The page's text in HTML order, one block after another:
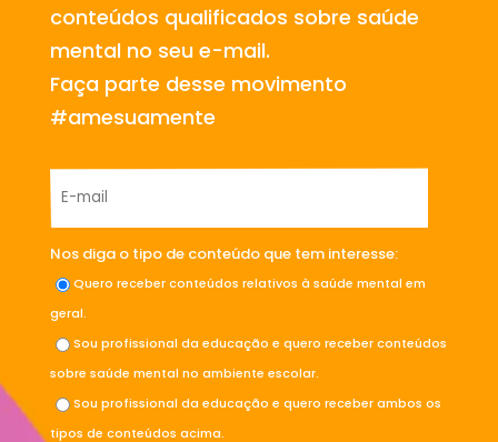
conteúdos qualificados sobre saúde
mental no seu e-mail.
Faça parte desse movimento
#amesuamente
Nos diga o tipo de conteúdo que tem interesse:
Quero receber conteúdos relativos à saúde mental em
geral.
Sou profissional da educação e quero receber conteúdos
sobre saúde mental no ambiente escolar.
Sou profissional da educação e quero receber ambos os
tipos de conteúdos acima.